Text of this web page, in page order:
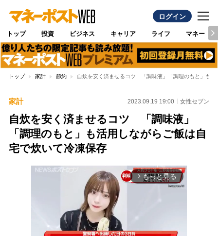
ログイン
トップ 投資 ビジネス キャリア ライフ マネー
トップ 家計 節約 自炊を安く済ませるコツ 「調味液」「調理のもと」も活
家計 2023.09.19 19:00 女性セブン
自炊を安く済ませるコツ 「調味液」
「調理のもと」も活用しながらご飯は自
宅で炊いて冷凍保存
arrow_forward_ios もっと見る